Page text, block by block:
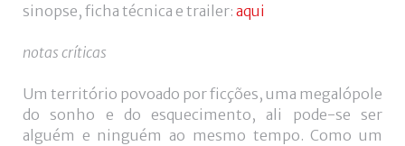
sinopse, ficha técnica e trailer: aqui
notas críticas
Um território povoado por ficções, uma megalópole
do sonho e do esquecimento, ali pode-se ser
alguém e ninguém ao mesmo tempo. Como um
Login